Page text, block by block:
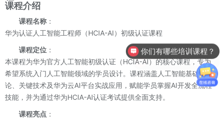
课程介绍
课程名称 ：
华为认证人工智能工程师（HCIA-AI）初级认证课程
课程定位 ：
本课程为华为官方人工智能初级认证（HCIA-AI）的核心课程，专为
希望系统入门人工智能领域的学员设计。课程涵盖人工智能基础理
论、关键技术及华为云AI平台实战应用，赋能学员掌握AI开发全流程
技能，并为通过华为HCIA-AI认证考试提供全面支持。
课程亮点 ：
你们有哪些培训课程？
你们是怎么收费的呢